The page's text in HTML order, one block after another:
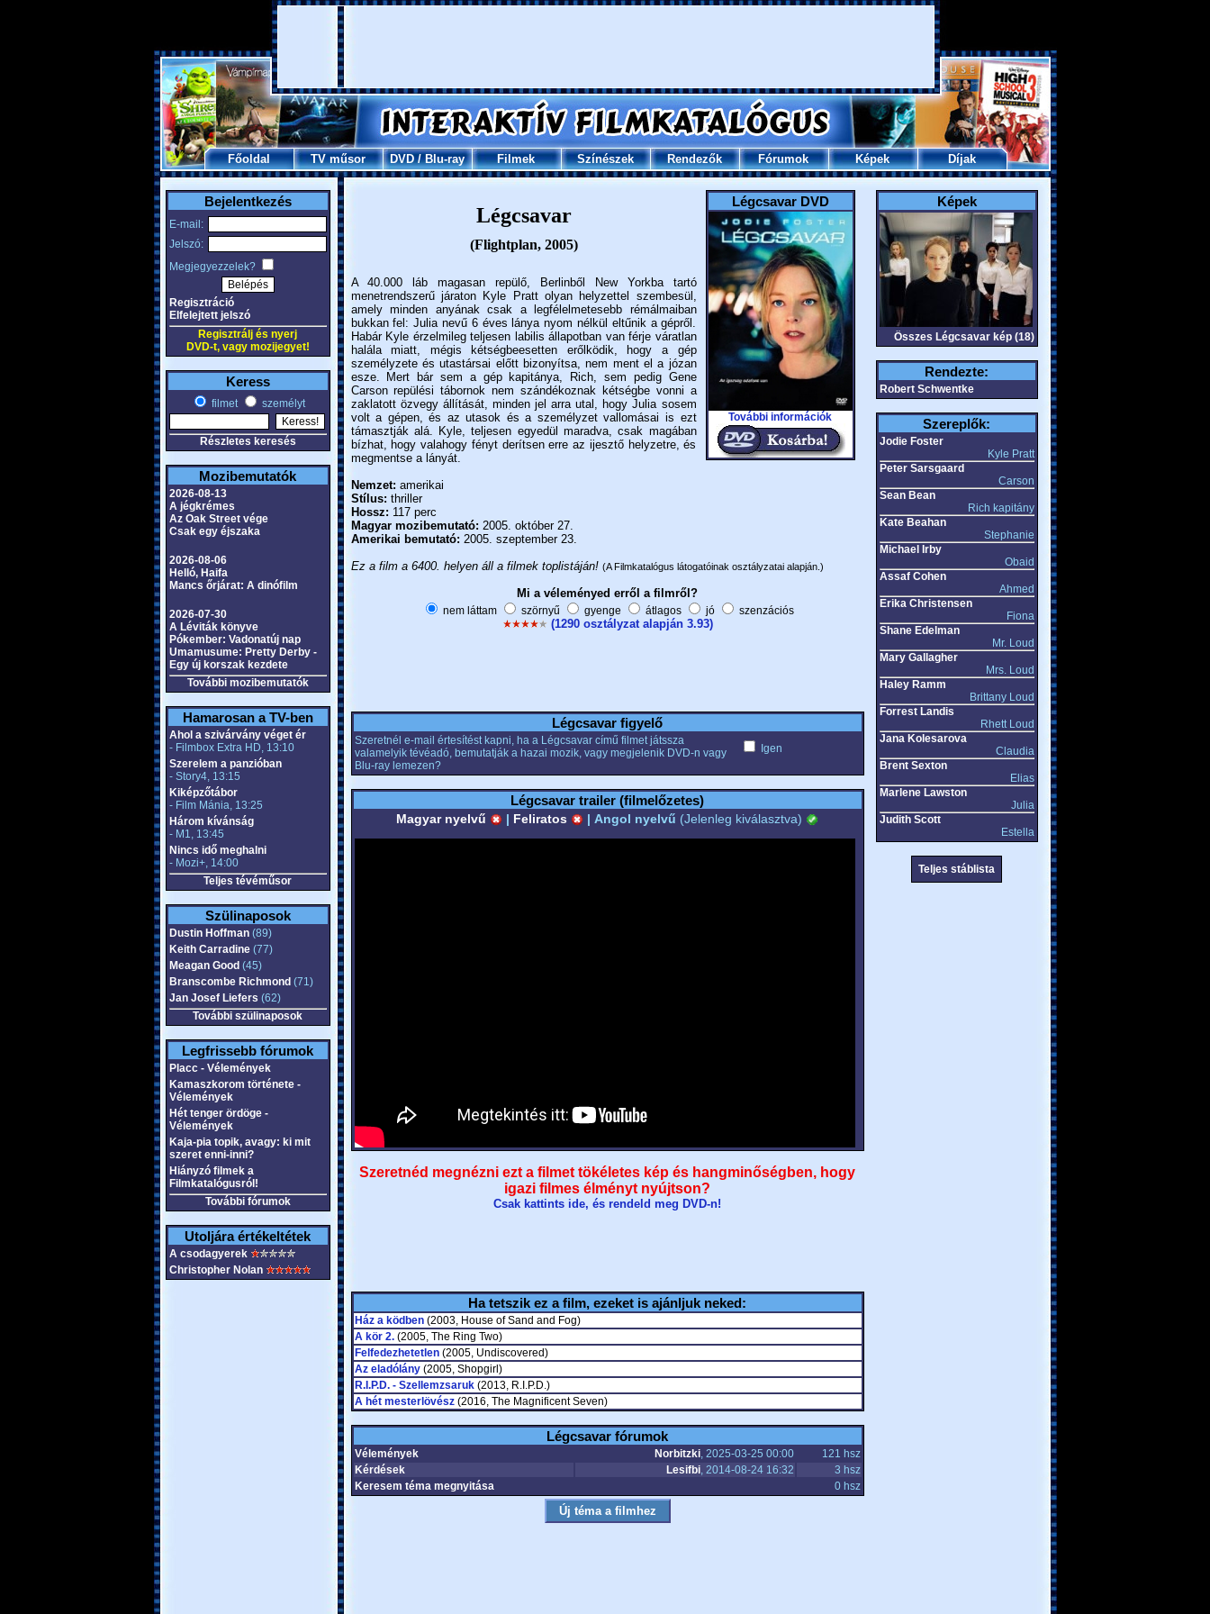
Főoldal TV műsor DVD/Blu-ray Filmek Színészek Rendezők Fórumok Képek Díjak
Bejelentkezés
E-mail:
Jelszó:
Megjegyezzelek?
Regisztráció
Elfelejtett jelszó
Regisztrálj és nyerj
DVD-t, vagy mozijegyet!
Keress
filmet személyt
Részletes keresés
Mozibemutatók
2026-08-13
A jégkrémes
Az Oak Street vége
Csak egy éjszaka
2026-08-06
Helló, Haifa
Mancs őrjárat: A dinófilm
2026-07-30
A Léviták könyve
Pókember: Vadonatúj nap
Umamusume: Pretty Derby -
Egy új korszak kezdete
További mozibemutatók
Hamarosan a TV-ben
Ahol a szivárvány véget ér
- Filmbox Extra HD, 13:10
Szerelem a panzióban
- Story4, 13:15
Kiképzőtábor
- Film Mánia, 13:25
Három kívánság
- M1, 13:45
Nincs idő meghalni
- Mozi+, 14:00
Teljes tévéműsor
Szülinaposok
Dustin Hoffman(89)
Keith Carradine(77)
Meagan Good (45)
Branscombe Richmond (71)
Jan Josef Liefers (62)
További szülinaposok
Legfrissebb fórumok
Placc - Vélemények
Kamaszkorom története -
Vélemények
Hét tenger ördöge -
Vélemények
Kaja-pia topik, avagy: ki mit
szeret enni-inni?
Hiányzó filmek a
Filmkatalógusról!
További fórumok
Utoljára értékeltétek
A csodagyerek
Christopher Nolan
Légcsavar DVD
További információk
Légcsavar
(Flightplan, 2005)
A 40.000 láb magasan repülő, Berlinből New Yorkba tartó
menetrendszerű járaton Kyle Pratt olyan helyzettel szembesül,
amely minden anyának csak a legfélelmetesebb rémálmaiban
bukkan fel: Julia nevű 6 éves lánya nyom nélkül eltűnik a gépről.
Habár Kyle érzelmileg teljesen labilis állapotban van férje váratlan
halála miatt, mégis kétségbeesetten erőlködik, hogy a gép
személyzete és utastársai előtt bizonyítsa, nem ment el a józan
esze. Mert bár sem a gép kapitánya, Rich, sem pedig Gene
Carson repülési tábornok nem szándékoznak kétségbe vonni a
zaklatott özvegy állítását, minden jel arra utal, hogy Julia sosem
volt a gépen, és az utasok és a személyzet vallomásai is ezt
támasztják alá. Kyle, teljesen egyedül maradva, csak magában
bízhat, hogy valahogy fényt derítsen erre az ijesztő helyzetre, és
megmentse a lányát.
Nemzet: amerikai
Stílus: thriller
Hossz: 117 perc
Magyar mozibemutató: 2005. október 27.
Amerikai bemutató: 2005. szeptember 23.
Ez a film a 6400. helyen áll a filmek toplistáján! (A Filmkatalógus látogatóinak osztályzatai alapján.)
Mi a véleményed erről a filmről?
nem láttam szörnyű gyenge átlagos jó szenzációs
(1290 osztályzat alapján 3.93)
Légcsavar figyelő
Szeretnél e-mail értesítést kapni, ha a Légcsavar című filmet játssza
valamelyik tévéadó, bemutatják a hazai mozik, vagy megjelenik DVD-n vagy
Blu-ray lemezen?
Igen
Légcsavar trailer (filmelőzetes)
Magyar nyelvű | Feliratos | Angol nyelvű (Jelenleg kiválasztva)
Szeretnéd megnézni ezt a filmet tökéletes kép és hangminőségben, hogy
igazi filmes élményt nyújtson?
Csak kattints ide, és rendeld meg DVD-n!
Ha tetszik ez a film, ezeket is ajánljuk neked:
Ház a ködben(2003, House of Sand and Fog)
A kör 2.(2005, The Ring Two)
Felfedezhetetlen(2005, Undiscovered)
Az eladólány(2005, Shopgirl)
R.I.P.D. - Szellemzsaruk(2013, R.I.P.D.)
A hét mesterlövész(2016, The Magnificent Seven)
Légcsavar fórumok
Vélemények Norbitzki, 2025-03-25 00:00
121 hsz
Kérdések
Lesifbi, 2014-08-24 16:32
3 hsz
Keresem téma megnyitása
0 hsz
Képek
Összes Légcsavar kép (18)
Rendezte:
Robert Schwentke
Szereplők:
Jodie Foster
Kyle Pratt
Peter Sarsgaard
Carson
Sean Bean
Rich kapitány
Kate Beahan
Stephanie
Michael Irby
Obaid
Assaf Cohen
Ahmed
Erika Christensen
Fiona
Shane Edelman
Mr. Loud
Mary Gallagher
Mrs. Loud
Haley Ramm
Brittany Loud
Forrest Landis
Rhett Loud
Jana Kolesarova
Claudia
Brent Sexton
Elias
Marlene Lawston
Julia
Judith Scott
Estella
Teljes stáblista